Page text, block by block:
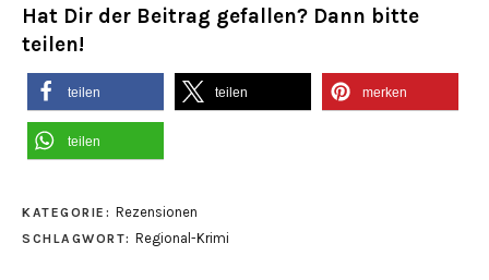
Hat Dir der Beitrag gefallen? Dann bitte
teilen!
teilen teilen merken
teilen
KATEGORIE: Rezensionen
SCHLAGWORT: Regional-Krimi